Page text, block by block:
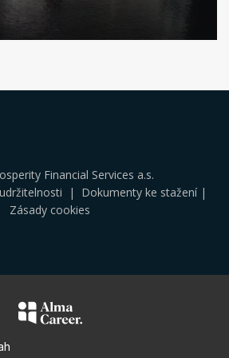
Financial Services a.s.
| Dokumenty ke stažení|
Zásady cookies